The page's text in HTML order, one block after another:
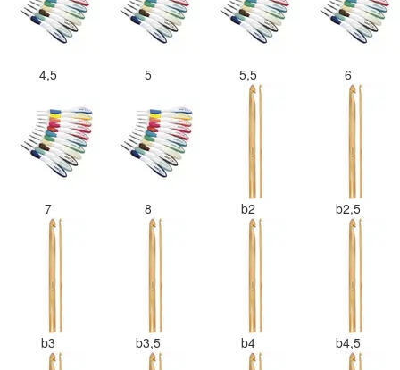
4,5 5 5,5 6
7 8 b2 b2,5
b3 b3,5 b4 b4,5